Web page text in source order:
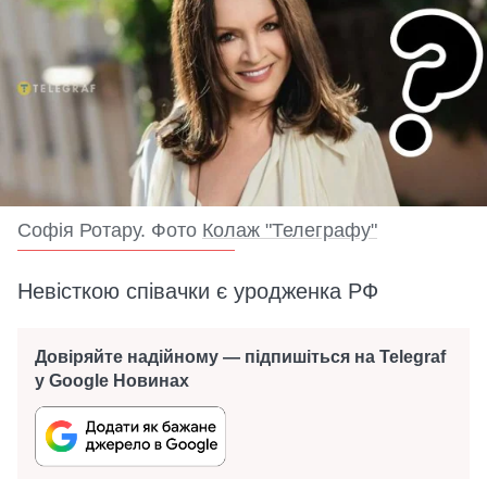
Софія Ротару. Фото Колаж "Телеграфу"
Невісткою співачки є уродженка РФ
Довіряйте надійному — підпишіться на Telegraf
у Google Новинах